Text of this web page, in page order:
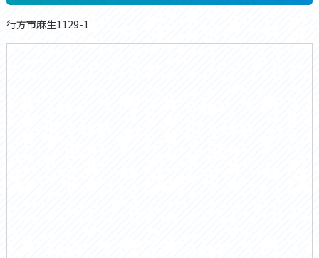
行方市麻生1129-1